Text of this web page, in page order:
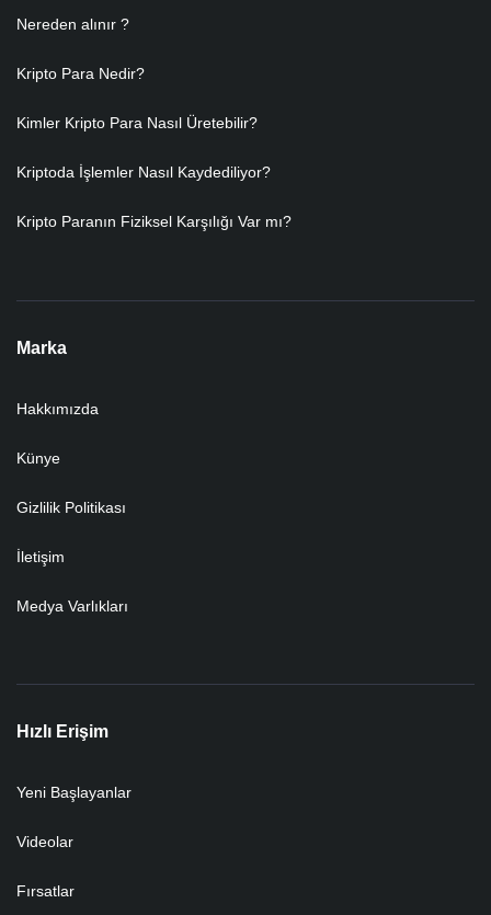
Nereden alınır ?
Kripto Para Nedir?
Kimler Kripto Para Nasıl Üretebilir?
Kriptoda İşlemler Nasıl Kaydediliyor?
Kripto Paranın Fiziksel Karşılığı Var mı?
Marka
Hakkımızda
Künye
Gizlilik Politikası
İletişim
Medya Varlıkları
Hızlı Erişim
Yeni Başlayanlar
Videolar
Fırsatlar